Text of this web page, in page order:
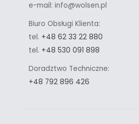
e-mail: info@wolsen.pl
Biuro Obsługi Klienta:
tel. +48 62 33 22 880
tel. +48 530 091 898
Doradztwo Techniczne:
+48 792 896 426